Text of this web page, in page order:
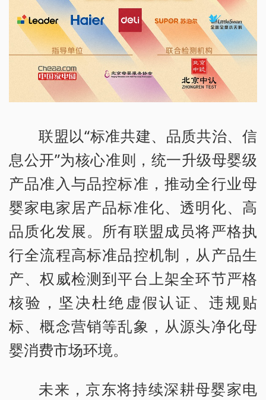
联盟以“标准共建、品质共治、信
息公开”为核心准则，统一升级母婴级
产品准入与品控标准，推动全行业母
婴家电家居产品标准化、透明化、高
品质化发展。所有联盟成员将严格执
行全流程高标准品控机制，从产品生
产、权威检测到平台上架全环节严格
核验，坚决杜绝虚假认证、违规贴
标、概念营销等乱象，从源头净化母
婴消费市场环境。
未来，京东将持续深耕母婴家电